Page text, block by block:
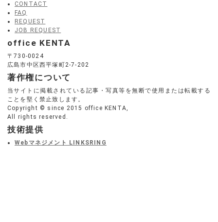
CONTACT
FAQ
REQUEST
JOB REQUEST
office KENTA
〒730-0024
広島市中区西平塚町2-7-202
著作権について
当サイトに掲載されている記事・写真等を無断で使用または転載する
ことを堅く禁止致します。
Copyright © since 2015 office KENTA,
All rights reserved.
技術提供
Webマネジメント LINKSRING